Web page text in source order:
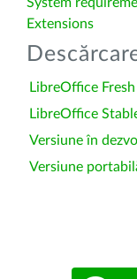
Extensions
LibreOffice Fresh
LibreOffice
Versiune în
Versiune